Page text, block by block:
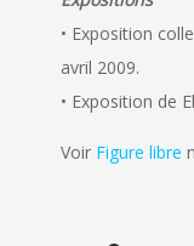
• Exposition
avril 2009.
• Exposition de
Voir Figure libre